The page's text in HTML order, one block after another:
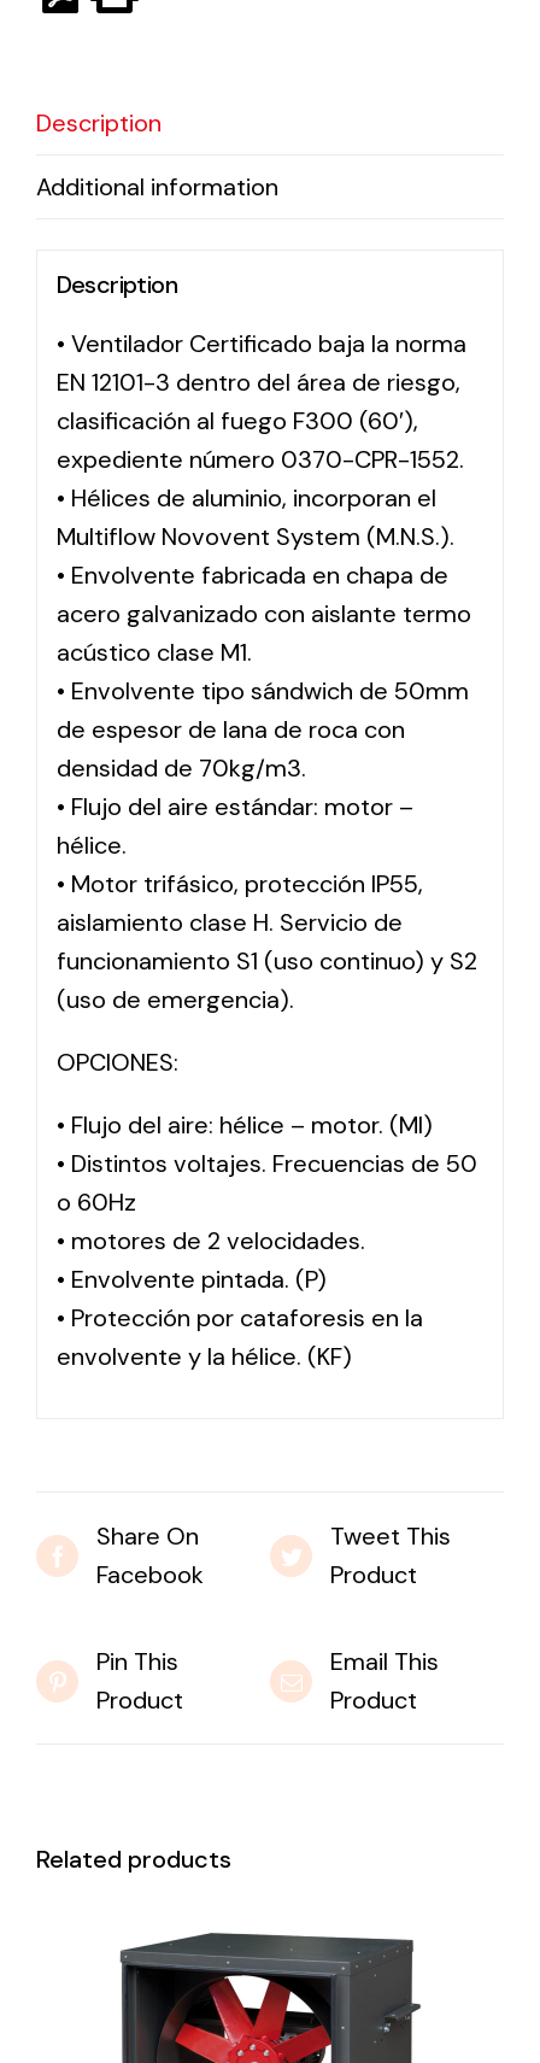
Variety of solar solutions for all kinds of needs.
Description
Additional information
Description
• Ventilador Certificado baja la norma
EN 12101-3 dentro del área de riesgo,
clasificación al fuego F300 (60′),
expediente número 0370-CPR-1552.
• Hélices de aluminio, incorporan el
Multiflow Novovent System (M.N.S.).
• Envolvente fabricada en chapa de
acero galvanizado con aislante termo
acústico clase M1.
• Envolvente tipo sándwich de 50mm
de espesor de lana de roca con
densidad de 70kg/m3.
• Flujo del aire estándar: motor –
hélice.
• Motor trifásico, protección IP55,
aislamiento clase H. Servicio de
funcionamiento S1 (uso continuo) y S2
(uso de emergencia).
OPCIONES:
• Flujo del aire: hélice – motor. (MI)
• Distintos voltajes. Frecuencias de 50
o 60Hz
• motores de 2 velocidades.
• Envolvente pintada. (P)
• Protección por cataforesis en la
envolvente y la hélice. (KF)
Share On
Facebook
Tweet This
Product
Pin This
Product
Email This
Product
Related products